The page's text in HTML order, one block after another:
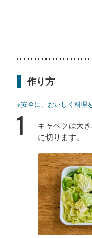
作り方
※安全に、おいしく料理
1
キャベツは大
に切ります。